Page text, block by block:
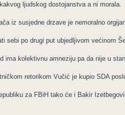
ljudskog dostojanstva a ni morala.
iz susjedne drzave je nemoralno
sebi po drugi put ubjedljivom većinom
ima kolektivnu amneziju pa da nije u
retorikom Vučić je kupio SDA
za FBiH tako će i Bakir